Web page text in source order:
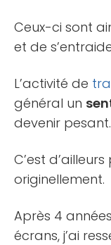
Ceux-ci sont
et de
L’activité de
général un
devenir pesant.
C’est
originellement.
Après 4
écrans, j’ai